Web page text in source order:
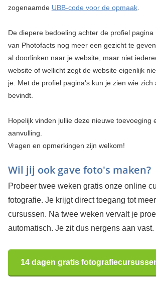
zogenaamde UBB-code voor de opmaak.
De diepere bedoeling achter de profiel pagina
van Photofacts nog meer een gezicht te
al doorlinken naar je website, maar niet
website of wellicht zegt de website eigenlijk
je. Met de profiel pagina's kun je zien wie zich
bevindt.
Hopelijk vinden jullie deze nieuwe toevoeging
aanvulling.
Vragen en opmerkingen zijn welkom!
Wil jij ook gave foto's maken?
Probeer twee weken gratis onze online
fotografie. Je krijgt direct toegang tot
cursussen. Na twee weken vervalt je
automatisch. Je zit dus nergens aan vast.
14 dagen gratis